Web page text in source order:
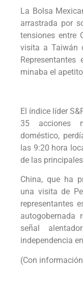
La Bolsa
arrastrada por
tensiones entre
visita a Taiwán
minaba el
El índice líder
35 acciones
doméstico,
las 9:20 hora
de las
China, que ha
una visita de
representantes
autogobernada
señal
independencia
(Con